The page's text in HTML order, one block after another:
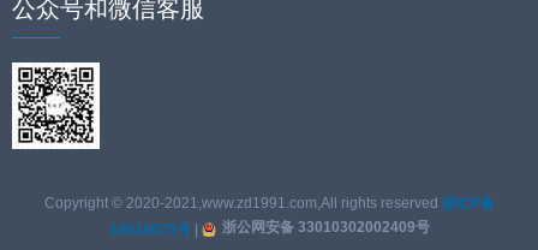
公众号和微信客服
Copyright © 2020-2021,www.zd1991.com,All rights reserved 浙ICP备
10016875号| 浙公网安备 33010302002409号